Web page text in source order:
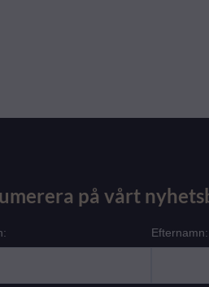
på vårt
Efternamn: